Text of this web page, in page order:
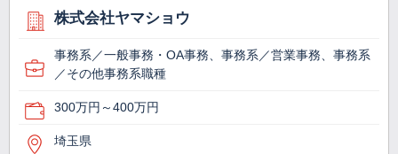
株式会社ヤマショウ
事務系／一般事務・OA事務、事務系／営業事務、事務系
／その他事務系職種
300万円～400万円
埼玉県